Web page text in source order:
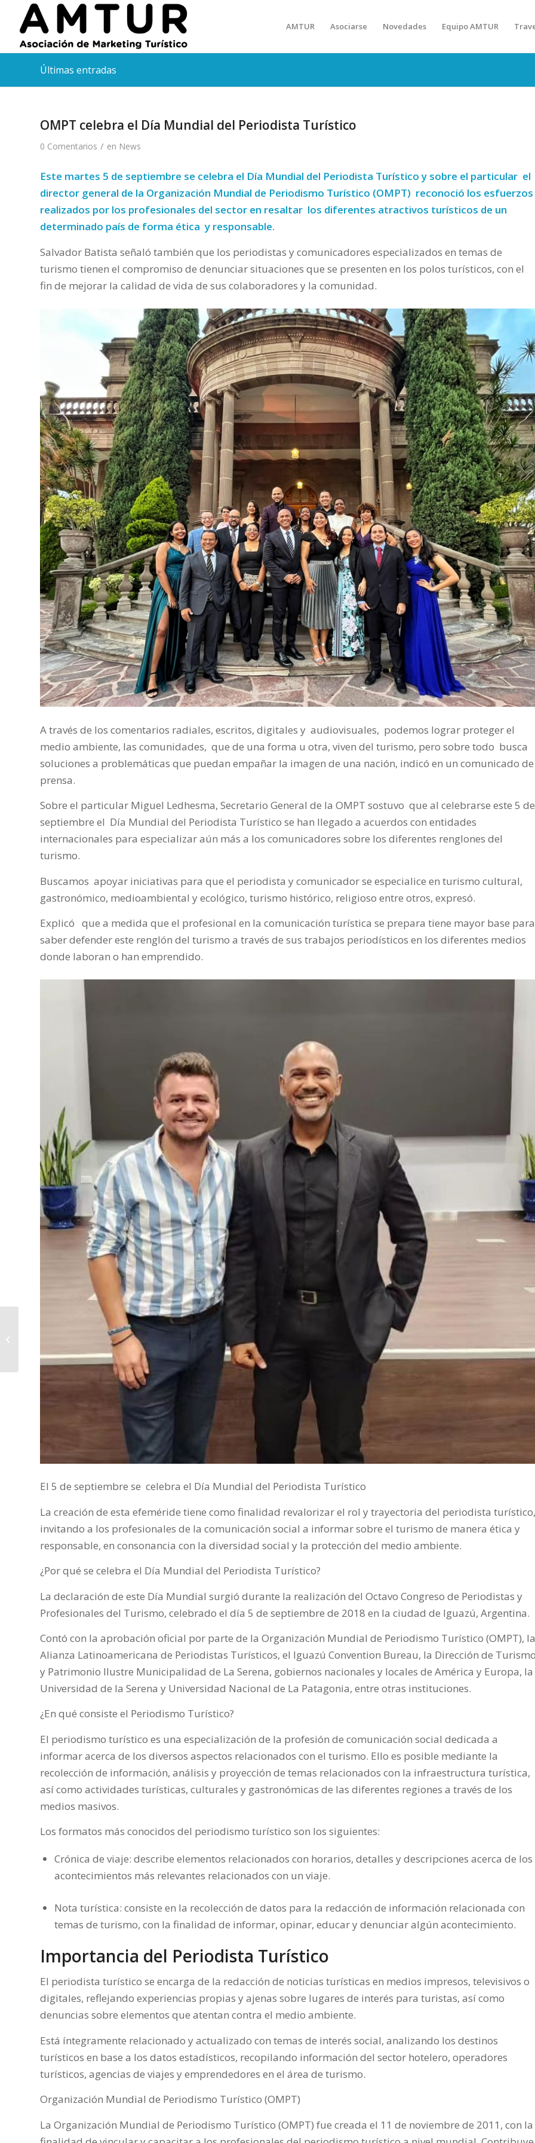
AMTUR Asociarse Novedades Equipo AMTUR
Últimas entradas
OMPT celebra el Día Mundial del Periodista Turístico
0 Comentarios / en News
Este martes 5 de septiembre se celebra el Día Mundial del Periodista Turístico y sobre el particular el
director general de la Organización Mundial de Periodismo Turístico (OMPT) reconoció los esfuerzos
realizados por los profesionales del sector en resaltar los diferentes atractivos turísticos de un
determinado país de forma ética y responsable.
Salvador Batista señaló también que los periodistas y comunicadores especializados en temas de
turismo tienen el compromiso de denunciar situaciones que se presenten en los polos turísticos, con el
fin de mejorar la calidad de vida de sus colaboradores y la comunidad.
A través de los comentarios radiales, escritos, digitales y audiovisuales, podemos lograr proteger el
medio ambiente, las comunidades, que de una forma u otra, viven del turismo, pero sobre todo busca
soluciones a problemáticas que puedan empañar la imagen de una nación, indicó en un comunicado de
prensa.
Sobre el particular Miguel Ledhesma, Secretario General de la OMPT sostuvo que al celebrarse este 5 de
septiembre el Día Mundial del Periodista Turístico se han llegado a acuerdos con entidades
internacionales para especializar aún más a los comunicadores sobre los diferentes renglones del
turismo.
Buscamos apoyar iniciativas para que el periodista y comunicador se especialice en turismo cultural,
gastronómico, medioambiental y ecológico, turismo histórico, religioso entre otros, expresó.
Explicó que a medida que el profesional en la comunicación turística se prepara tiene mayor base para
saber defender este renglón del turismo a través de sus trabajos periodísticos en los diferentes medios
donde laboran o han emprendido.
El 5 de septiembre se celebra el Día Mundial del Periodista Turístico
La creación de esta efeméride tiene como finalidad revalorizar el rol y trayectoria del periodista turístico,
invitando a los profesionales de la comunicación social a informar sobre el turismo de manera ética y
responsable, en consonancia con la diversidad social y la protección del medio ambiente.
¿Por qué se celebra el Día Mundial del Periodista Turístico?
La declaración de este Día Mundial surgió durante la realización del Octavo Congreso de Periodistas y
Profesionales del Turismo, celebrado el día 5 de septiembre de 2018 en la ciudad de Iguazú, Argentina.
Contó con la aprobación oficial por parte de la Organización Mundial de Periodismo Turístico (OMPT), la
Alianza Latinoamericana de Periodistas Turísticos, el Iguazú Convention Bureau, la Dirección de
y Patrimonio Ilustre Municipalidad de La Serena, gobiernos nacionales y locales de América y Europa, la
Universidad de la Serena y Universidad Nacional de La Patagonia, entre otras instituciones.
¿En qué consiste el Periodismo Turístico?
El periodismo turístico es una especialización de la profesión de comunicación social dedicada a
informar acerca de los diversos aspectos relacionados con el turismo. Ello es posible mediante la
recolección de información, análisis y proyección de temas relacionados con la infraestructura turística,
así como actividades turísticas, culturales y gastronómicas de las diferentes regiones a través de los
medios masivos.
Los formatos más conocidos del periodismo turístico son los siguientes:
Crónica de viaje: describe elementos relacionados con horarios, detalles y descripciones acerca de los
acontecimientos más relevantes relacionados con un viaje.
Nota turística: consiste en la recolección de datos para la redacción de información relacionada con
temas de turismo, con la finalidad de informar, opinar, educar y denunciar algún acontecimiento.
Importancia del Periodista Turístico
El periodista turístico se encarga de la redacción de noticias turísticas en medios impresos, televisivos o
digitales, reflejando experiencias propias y ajenas sobre lugares de interés para turistas, así como
denuncias sobre elementos que atentan contra el medio ambiente.
Está íntegramente relacionado y actualizado con temas de interés social, analizando los destinos
turísticos en base a los datos estadísticos, recopilando información del sector hotelero, operadores
turísticos, agencias de viajes y emprendedores en el área de turismo.
Organización Mundial de Periodismo Turístico (OMPT)
La Organización Mundial de Periodismo Turístico (OMPT) fue creada el 11 de noviembre de 2011, con la
en Villa de Merlo